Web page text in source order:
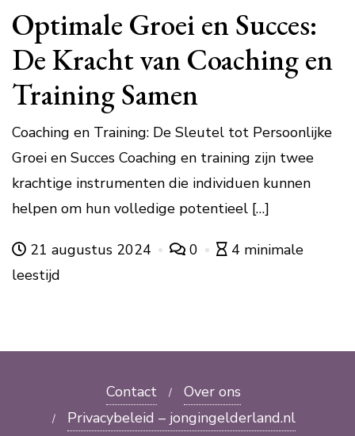
Optimale Groei en Succes:
De Kracht van Coaching en
Training Samen
Coaching en Training: De Sleutel tot Persoonlijke
Groei en Succes Coaching en training zijn twee
krachtige instrumenten die individuen kunnen
helpen om hun volledige potentieel […]
21 augustus 2024 0
4 minimale
leestijd
Contact
Over ons
Privacybeleid – jongingelderland.nl